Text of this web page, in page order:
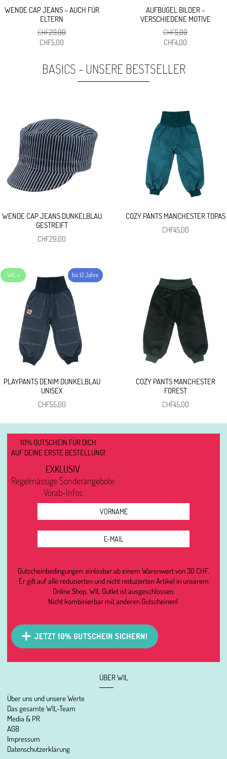
WENDE CAP JEANS – AUCH FÜR
ELTERN
CHF29,00
Ursprünglicher
war:
CHF29,00
CHF5,00
ist:
CHF5,00.
AUFBÜGEL BILDER –
VERSCHIEDENE MOTIVE
CHF5,00
Ursprünglicher
war:
CHF5,00
CHF4,00
BASICS - UNSERE BESTSELLER
WENDE CAP JEANS DUNKELBLAU
GESTREIFT
CHF29,00
COZY PANTS MANCHESTER TOPAS
CHF45,00
PLAYPANTS DENIM DUNKELBLAU
UNISEX
CHF55,00
COZY PANTS MANCHESTER
FOREST
CHF45,00
ÜBER WIL
Über uns und unsere Werte
Das gesamte WIL-Team
Media & PR
AGB
Impressum
Datenschutzerklärung
10% GUTSCHEIN FÜR DICH
AUF DEINE ERSTE BESTELLUNG!
EXKLUSIV
Regelmässige Sonderangebote
Vorab-Infos
Gutscheinbedingungen: einlösbar ab einem Warenwert von 30 CHF.
Er gilt auf alle reduzierten und nicht reduzierten Artikel in unserem
Online Shop, WIL Outlet ist ausgeschlossen.
Nicht kombinierbar mit anderen Gutscheinen!
JETZT 10% GUTSCHEIN SICHERN!